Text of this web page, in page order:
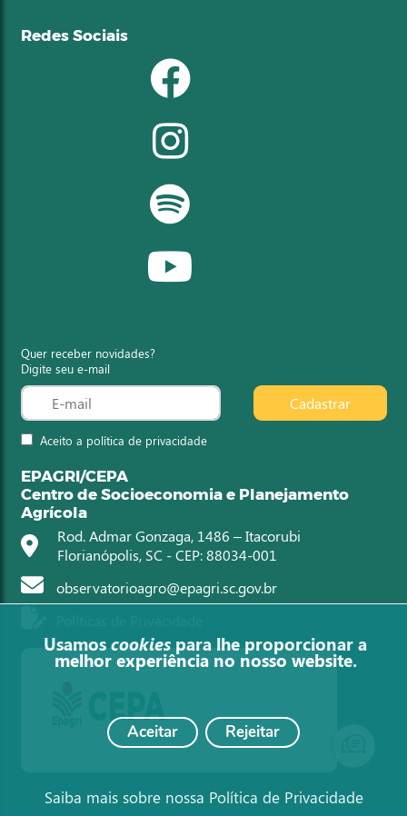
Redes Sociais
Quer receber novidades?
Digite seu e-mail
Aceito a política de privacidade
Cadastrar
EPAGRI/CEPA
Centro de Socioeconomia e Planejamento
Agrícola
Rod. Admar Gonzaga, 1486 – Itacorubi
Florianópolis, SC - CEP: 88034-001
observatorioagro@epagri.sc.gov.br
Usamos cookies para lhe proporcionar a
melhor experiência no nosso website.
Aceitar Rejeitar
Saiba mais sobre nossa Política de Privacidade